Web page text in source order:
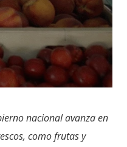
nacional avanza en
como frutas y